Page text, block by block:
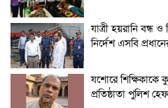
যাত্রী হয়রানি বন্ধ
নির্দেশ এসবি
যশোরে শিক্ষিকাকে
প্রতিষ্ঠাতা পুলিশ